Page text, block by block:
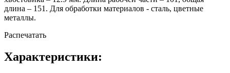
длина – 151. Для обработки материалов - сталь, цветные
металлы.
Распечатать
Характеристики: